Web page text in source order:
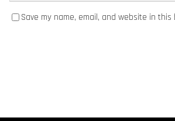
Save my name, email, and website in